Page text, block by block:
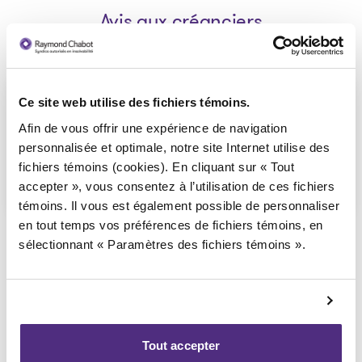
Ce site web utilise des fichiers témoins.
Afin de vous offrir une expérience de navigation
personnalisée et optimale, notre site Internet utilise des
fichiers témoins (cookies). En cliquant sur « Tout
accepter », vous consentez à l’utilisation de ces fichiers
témoins. Il vous est également possible de personnaliser
en tout temps vos préférences de fichiers témoins, en
sélectionnant « Paramètres des fichiers témoins ».
Tout accepter
Avis aux créanciers
Avis de la faillite
2024-11-22
Télécharger
: Avis de la faillite
Retourner vers les dossiers publics